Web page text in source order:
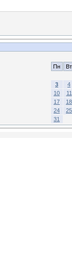
Пн Вт
3
4
10
11
17
18
24
25
31